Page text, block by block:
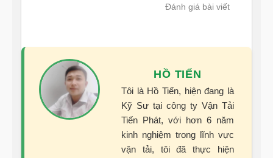
Đánh giá bài viết
HỒ TIẾN
Tôi là Hồ Tiến, hiện đang là
Kỹ Sư tại công ty Vận Tải
Tiến Phát, với hơn 6 năm
kinh nghiệm trong lĩnh vực
vận tải, tôi đã thực hiện